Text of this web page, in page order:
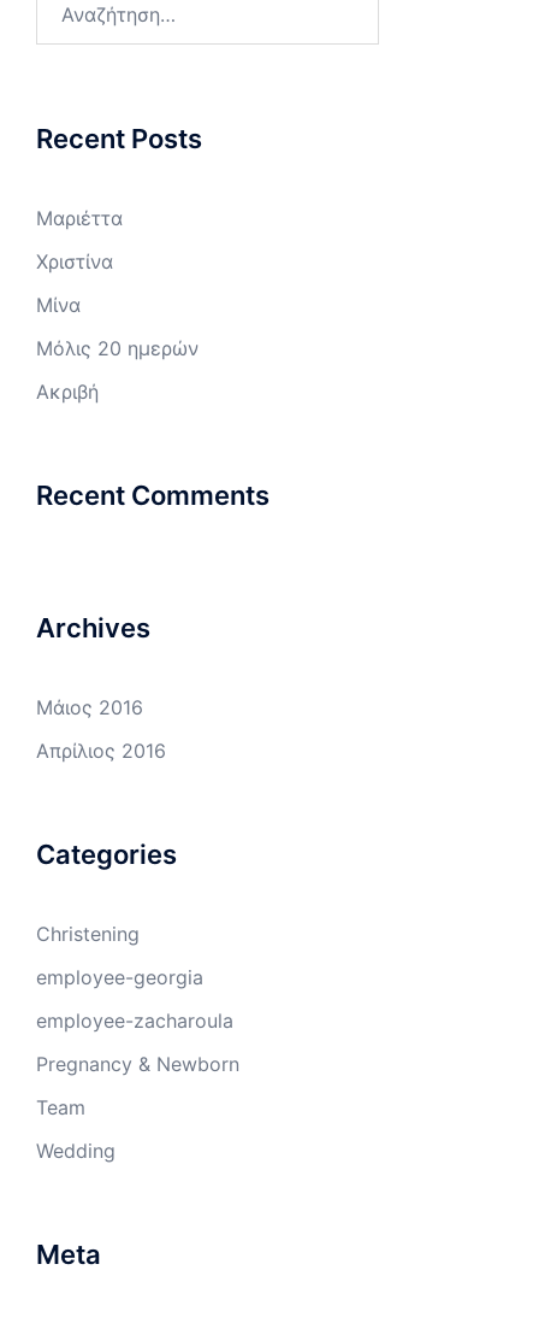
Recent Posts
Μαριέττα
Χριστίνα
Μίνα
Μόλις 20 ημερών
Ακριβή
Recent Comments
Archives
Μάιος 2016
Απρίλιος 2016
Categories
Christening
employee-georgia
employee-zacharoula
Pregnancy & Newborn
Team
Wedding
Meta